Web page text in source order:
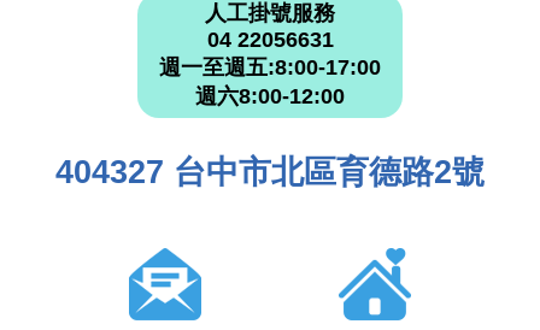
人工掛號服務
04 22056631
週一至週五:8:00-17:00
週六8:00-12:00
404327 台中市北區育德路2號